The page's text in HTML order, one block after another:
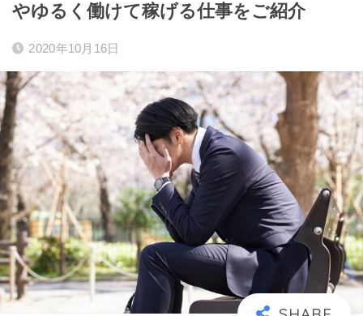
やゆるく働けて稼げる仕事をご紹介
2020年10月16日